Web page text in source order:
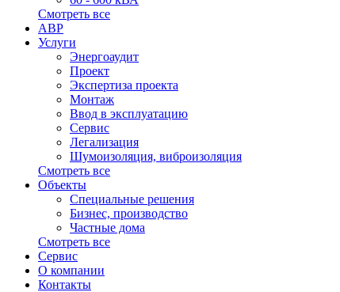
Смотреть все
АВР
Услуги
Энергоаудит
Проект
Экспертиза проекта
Монтаж
Ввод в эксплуатацию
Сервис
Легализация
Шумоизоляция, виброизоляция
Смотреть все
Объекты
Специальные решения
Бизнес, производство
Частные дома
Смотреть все
Сервис
О компании
Контакты